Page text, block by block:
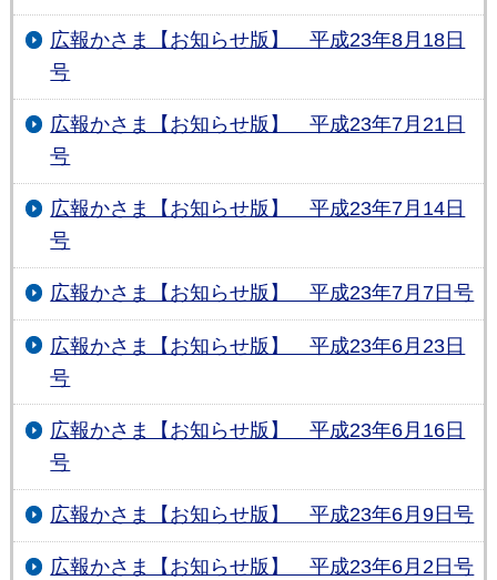
広報かさま【お知らせ版】 平成23年8月18日
号
広報かさま【お知らせ版】 平成23年7月21日
号
広報かさま【お知らせ版】 平成23年7月14日
号
広報かさま【お知らせ版】 平成23年7月7日号
広報かさま【お知らせ版】 平成23年6月23日
号
広報かさま【お知らせ版】 平成23年6月16日
号
広報かさま【お知らせ版】 平成23年6月9日号
広報かさま【お知らせ版】 平成23年6月2日号